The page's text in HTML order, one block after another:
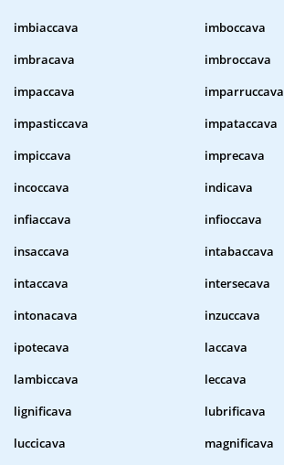
imbiaccava
imboccava
imbracava
imbroccava
impaccava
imparruccava
impasticcava
impataccava
impiccava
imprecava
incoccava
indicava
infiaccava
infioccava
insaccava
intabaccava
intaccava
intersecava
intonacava
inzuccava
ipotecava
laccava
lambiccava
leccava
lignificava
lubrificava
luccicava
magnificava